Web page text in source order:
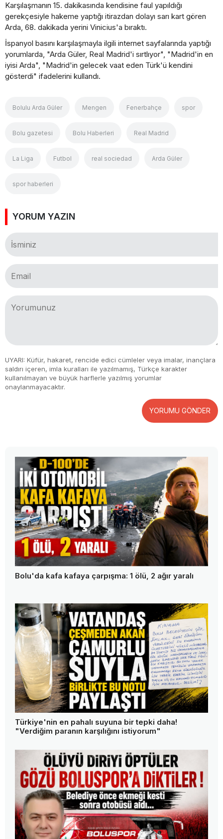
Karşılaşmanın 15. dakikasında kendisine faul yapıldığı
gerekçesiyle hakeme yaptığı itirazdan dolayı sarı kart gören
Arda, 68. dakikada yerini Vinicius'a bıraktı.
İspanyol basını karşılaşmayla ilgili internet sayfalarında yaptığı
yorumlarda, "Arda Güler, Real Madrid'i sırtlıyor", "Madrid'in en
iyisi Arda", "Madrid'in gelecek vaat eden Türk'ü kendini
gösterdi" ifadelerini kullandı.
Bolulu Arda Güler Mengen Fenerbahçe spor
Bolu gazetesi Bolu Haberleri Real Madrid
La Liga Futbol real sociedad Arda Güler
spor haberleri
YORUM YAZIN
UYARI: Küfür, hakaret, rencide edici cümleler veya imalar, inançlara
saldırı içeren, imla kuralları ile yazılmamış, Türkçe karakter
kullanılmayan ve büyük harflerle yazılmış yorumlar
onaylanmayacaktır.
YORUMU GÖNDER
Bolu'da kafa kafaya çarpışma: 1 ölü, 2 ağır yaralı
Türkiye'nin en pahalı suyuna bir tepki daha!
"Verdiğim paranın karşılığını istiyorum"